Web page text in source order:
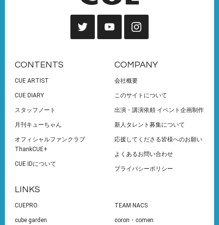
CONTENTS
CUE ARTIST
CUE DIARY
スタッフノート
月刊キューちゃん
オフィシャルファンクラブ
ThankCUE+
CUE IDについて
COMPANY
会社概要
このサイトについて
出演・講演依頼 イベント企画制作
新人タレント募集について
応援してくださる皆様へのお願い
よくあるお問い合わせ
プライバシーポリシー
LINKS
CUEPRO TEAM NACS
cube garden coron・comen